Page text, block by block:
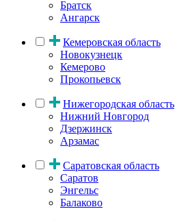
Братск
Ангарск
Кемеровская область
Новокузнецк
Кемерово
Прокопьевск
Нижегородская область
Нижний Новгород
Дзержинск
Арзамас
Саратовская область
Саратов
Энгельс
Балаково